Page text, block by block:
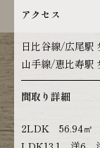
アクセス
日比谷線/広尾駅
山手線/恵比寿駅
間取り詳細
2LDK 56.94㎡